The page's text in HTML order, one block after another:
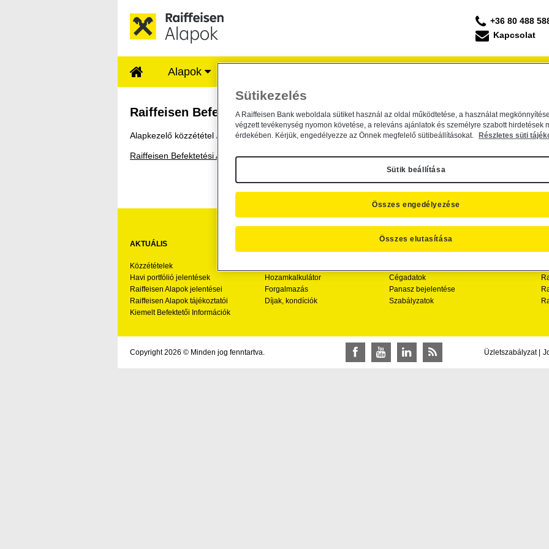
+36 80 488
Kapcsolat
Alapok
Raiffeisen Befektetési Alapkezelő hirdetménye évi
Raiffeisen Befektetési Alapkezelő hirdetménye évi Rendes Közgyűlésről
Alapkezelő közzététel / general / 2011. május 20.
Raiffeisen Befektetési Alapkezelő hirdetménye évi Rendes Közgyűlésről
AKTUÁLIS
Közzétételek
Havi portfólió jelentések
Raiffeisen Alapok jelentései
Raiffeisen Alapok tájékoztatói
Kiemelt Befektetői Információk
Hozamkalkulátor
Forgalmazás
Díjak, kondíciók
CÉGINFORMÁCIÓK, KAPCSOLAT
Cégadatok
Panasz bejelentése
Szabályzatok
Copyright 2026 © Minden jog fenntartva. FacebookYouTubeLinkedInRSS Üzletszabályzat |
Sütikezelés
A Raiffeisen Bank weboldala sütiket használ az oldal működtetése, a használat
végzett tevékenység nyomon követése, a releváns ajánlatok és személyre szabott hirdetések
érdekében. Kérjük, engedélyezze az Önnek megfelelő sütibeállításokat.
Részletes süti
Sütik beállítása
Összes elutasítása
Összes engedélyezése